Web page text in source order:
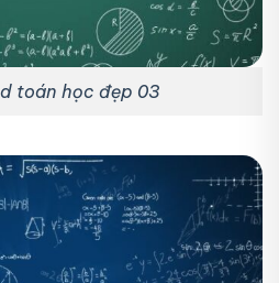
toán học đẹp 03